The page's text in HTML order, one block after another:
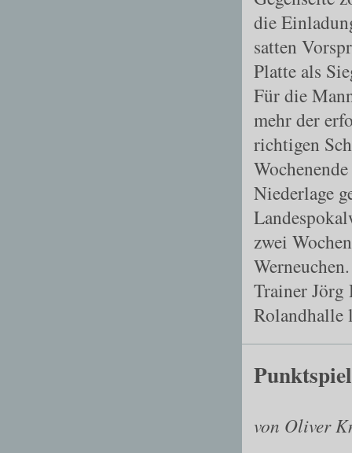
die
satten
Platte als
Für die
mehr der
richtigen
Niederlage
zwei
Trainer Jörg
Rolandhalle
von Oliver